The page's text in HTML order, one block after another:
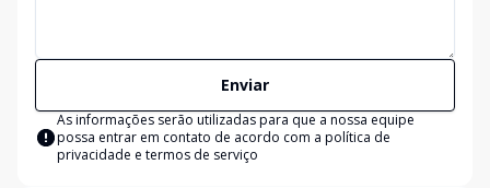
Enviar
As informações serão utilizadas para que a nossa equipe
possa entrar em contato de acordo com a política de
privacidade e termos de serviço